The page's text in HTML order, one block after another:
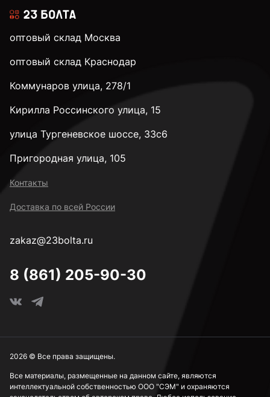
3,9 мм
4 мм
4,8 мм
5,5 мм
оптовый склад Москва
оптовый склад Краснодар
Коммунаров улица, 278/1
Кирилла Россинского улица, 15
улица Тургеневское шоссе, 33с6
Пригородная улица, 105
Контакты
Доставка по всей России
zakaz@23bolta.ru
8 (861) 205-90-30
Все материалы, размещенные на данном сайте, являются
интеллектуальной собственностью ООО "СЭМ" и охраняются
2026 © Все права защищены.